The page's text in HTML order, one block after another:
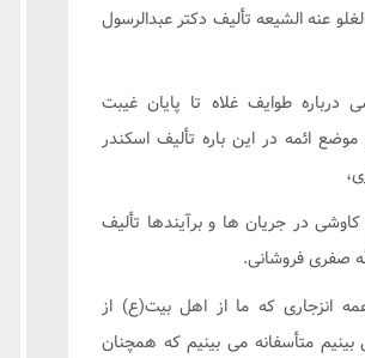
عنه الشیعه تألیف دکتر عبدالرسول
درباره طوایف غلاه تا پایان غیبت
ائمه در این باره تألیف اسکندر
کاوشی در جریان ها و برآیندها تألیف
صفری فروشانی.
انزجاری که ما از اهل بیت(ع) از
متأسفانه می بینیم که همچنان